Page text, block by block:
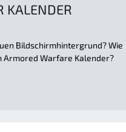
KALENDER
Bildschirmhintergrund? Wie
Armored Warfare Kalender?